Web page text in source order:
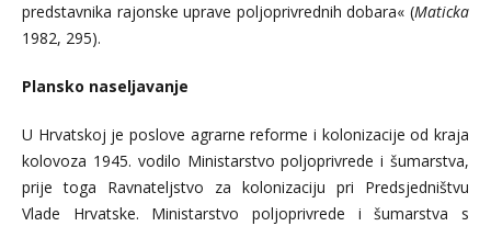
predstavnika rajonske uprave poljoprivrednih dobara« (Maticka
1982, 295).
Plansko naseljavanje
U Hrvatskoj je poslove agrarne reforme i kolonizacije od kraja
kolovoza 1945. vodilo Ministarstvo poljoprivrede i šumarstva,
prije toga Ravnateljstvo za kolonizaciju pri Predsjedništvu
Vlade Hrvatske. Ministarstvo poljoprivrede i šumarstva s